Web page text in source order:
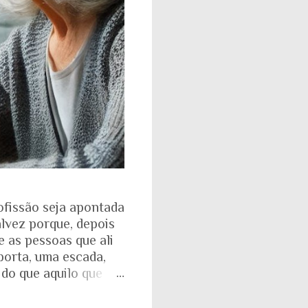
seja apontada
porque, depois
pessoas que ali
uma escada,
que aquilo que